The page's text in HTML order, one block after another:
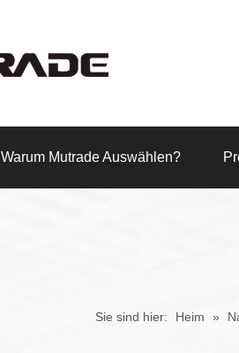
Warum Mutrade Auswählen?
Sie sind hier: Heim »